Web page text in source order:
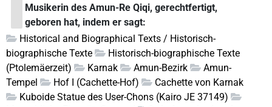
Musikerin des Amun-Re Qiqi, gerechtfertigt,
geboren hat, indem er sagt:
Historical and Biographical Texts / Historisch-
biographische Texte
Historisch-biographische Texte
(Ptolemäerzeit)
Karnak Amun-Bezirk
Amun-
Tempel
Hof I (Cachette-Hof)
Cachette von Karnak
Kuboide Statue des User-Chons (Kairo JE 37149)